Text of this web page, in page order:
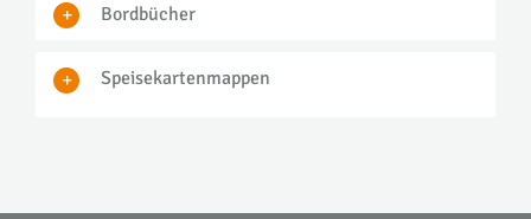
Bordbücher
Speisekartenmappen